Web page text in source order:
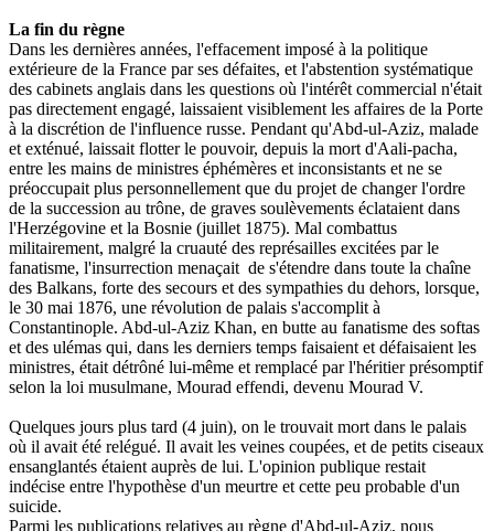
La fin du règne
Dans les dernières années, l'effacement imposé à la politique
extérieure de la France par ses défaites, et l'abstention systématique
des cabinets anglais dans les questions où l'intérêt commercial n'était
pas directement engagé, laissaient visiblement les affaires de la Porte
à la discrétion de l'influence russe. Pendant qu'Abd-ul-Aziz, malade
et exténué, laissait flotter le pouvoir, depuis la mort d'Aali-pacha,
entre les mains de ministres éphémères et inconsistants et ne se
préoccupait plus personnellement que du projet de changer l'ordre
de la succession au trône, de graves soulèvements éclataient dans
l'Herzégovine et la Bosnie (juillet 1875). Mal combattus
militairement, malgré la cruauté des représailles excitées par le
fanatisme, l'insurrection menaçait de s'étendre dans toute la chaîne
des Balkans, forte des secours et des sympathies du dehors, lorsque,
le 30 mai 1876, une révolution de palais s'accomplit à
Constantinople. Abd-ul-Aziz Khan, en butte au fanatisme des softas
et des ulémas qui, dans les derniers temps faisaient et défaisaient les
ministres, était détrôné lui-même et remplacé par l'héritier présomptif
selon la loi musulmane, Mourad effendi, devenu Mourad V.
Quelques jours plus tard (4 juin), on le trouvait mort dans le palais
où il avait été relégué. Il avait les veines coupées, et de petits ciseaux
ensanglantés étaient auprès de lui. L'opinion publique restait
indécise entre l'hypothèse d'un meurtre et cette peu probable d'un
suicide.
Parmi les publications relatives au règne d'Abd-ul-Aziz, nous